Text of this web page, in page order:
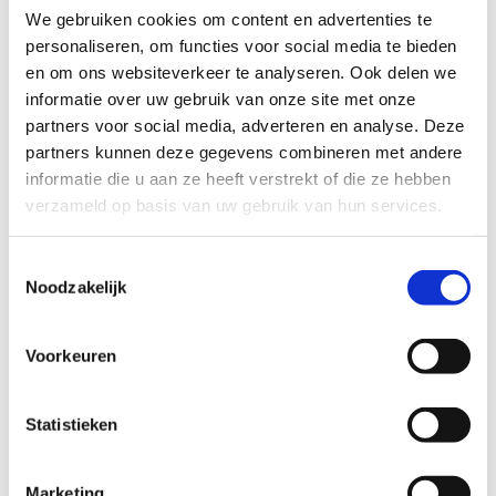
We gebruiken cookies om content en advertenties te
personaliseren, om functies voor social media te bieden
en om ons websiteverkeer te analyseren. Ook delen we
informatie over uw gebruik van onze site met onze
partners voor social media, adverteren en analyse. Deze
partners kunnen deze gegevens combineren met andere
informatie die u aan ze heeft verstrekt of die ze hebben
verzameld op basis van uw gebruik van hun services.
Noodzakelijk
Voorkeuren
Statistieken